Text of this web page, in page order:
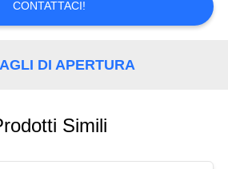
CONTATTACI!
DI APERTURA
Simili